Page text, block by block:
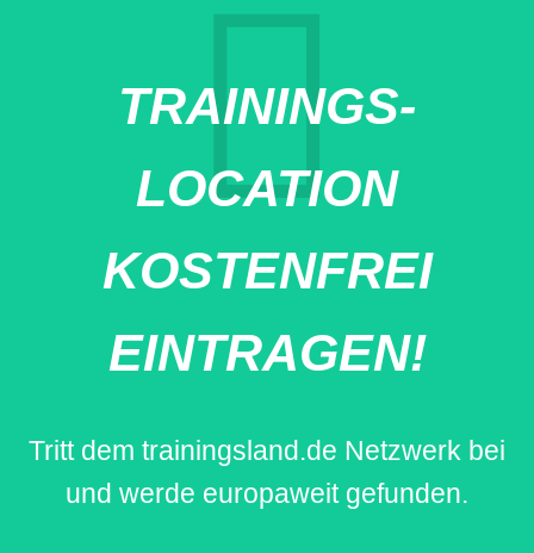
TRAININGS-
LOCATION
KOSTENFREI
EINTRAGEN!
Tritt dem trainingsland.de Netzwerk bei
und werde europaweit gefunden.